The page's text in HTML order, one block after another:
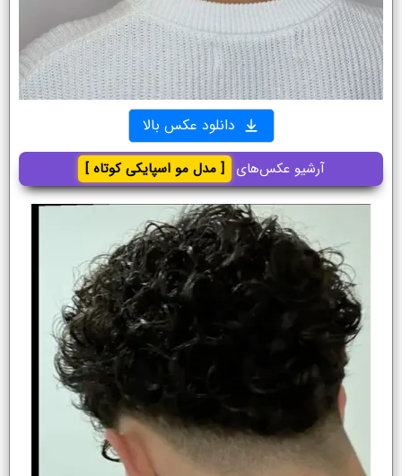
دانلود عکس بالا
آرشیو عکس‌های [ مدل مو اسپایکی کوتاه ]